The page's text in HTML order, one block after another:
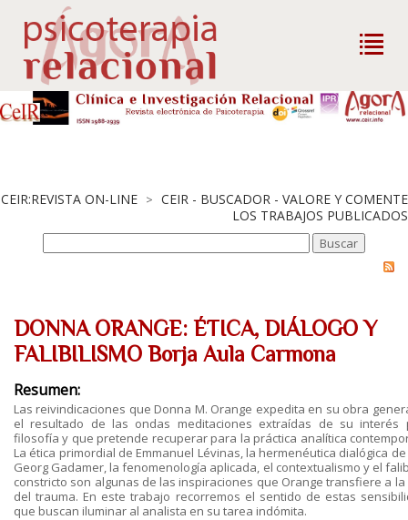
CEIR:REVISTA ON-LINE > CEIR - BUSCADOR - VALORE Y COMENTE
LOS TRABAJOS PUBLICADOS
DONNA ORANGE: ÉTICA, DIÁLOGO Y
FALIBILISMO Borja Aula Carmona
Resumen:
Las reivindicaciones que Donna M. Orange expedita en su obra
el resultado de las ondas meditaciones extraídas de su interés
filosofía y que pretende recuperar para la práctica analítica
La ética primordial de Emmanuel Lévinas, la hermenéutica dialógica
Georg Gadamer, la fenomenología aplicada, el contextualismo y el
constricto son algunas de las inspiraciones que Orange transfiere a la
del trauma. En este trabajo recorremos el sentido de estas
que buscan iluminar al analista en su tarea indómita.